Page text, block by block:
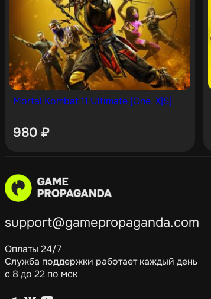
Mortal Kombat 11 Ultimate [One, X|S]
980 ₽
support@gamepropaganda.com
Оплаты 24/7
Служба поддержки работает каждый день
с 8 до 22 по мск